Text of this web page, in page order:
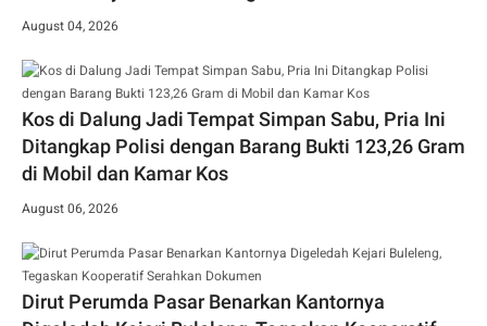
August 04, 2026
Kos di Dalung Jadi Tempat Simpan Sabu, Pria Ini
Ditangkap Polisi dengan Barang Bukti 123,26 Gram
di Mobil dan Kamar Kos
August 06, 2026
Dirut Perumda Pasar Benarkan Kantornya